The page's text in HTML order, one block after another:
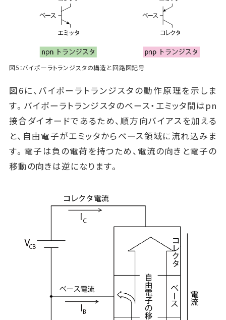
図5：バイポーラトランジスタの構造と回路図記号
図6に、バイポーラトランジスタの動作原理を示しま
す。バイポーラトランジスタのベース・エミッタ間はpn
接合ダイオードであるため、順方向バイアスを加える
と、自由電子がエミッタからベース領域に流れ込みま
す。電子は負の電荷を持つため、電流の向きと電子の
移動の向きは逆になります。